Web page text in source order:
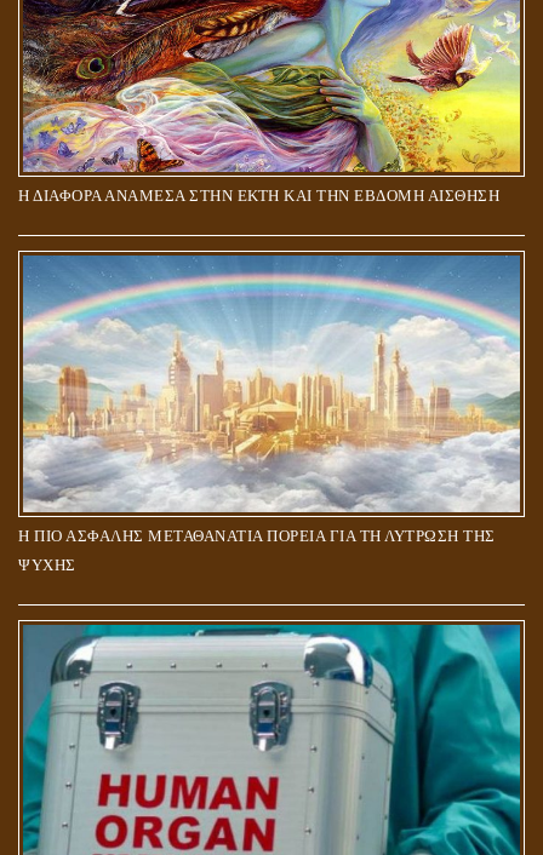
Η ΔΙΑΦΟΡΑ ΑΝΑΜΕΣΑ ΣΤΗΝ ΕΚΤΗ ΚΑΙ ΤΗΝ ΕΒΔΟΜΗ ΑΙΣΘΗΣΗ
Η ΠΙΟ ΑΣΦΑΛΗΣ ΜΕΤΑΘΑΝΑΤΙΑ ΠΟΡΕΙΑ ΓΙΑ ΤΗ ΛΥΤΡΩΣΗ ΤΗΣ
ΨΥΧΗΣ